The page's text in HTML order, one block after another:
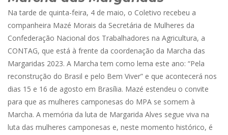
Na tarde de quinta-feira, 4 de maio, o Coletivo recebeu a
companheira Mazé Morais da Secretária de Mulheres da
Confederação Nacional dos Trabalhadores na Agricultura, a
CONTAG, que está à frente da coordenação da Marcha das
Margaridas 2023. A Marcha tem como lema este ano: “Pela
reconstrução do Brasil e pelo Bem Viver” e que acontecerá nos
dias 15 e 16 de agosto em Brasília. Mazé estendeu o convite
para que as mulheres camponesas do MPA se somem à
Marcha. A memória da luta de Margarida Alves segue viva na
luta das mulheres camponesas e, neste momento histórico, é